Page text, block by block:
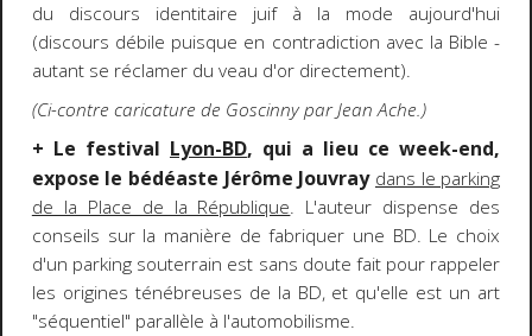
du discours identitaire juif à la mode aujourd'hui
(discours débile puisque en contradiction avec la Bible -
autant se réclamer du veau d'or directement).
(Ci-contre caricature de Goscinny par Jean Ache.)
+ Le festival Lyon-BD, qui a lieu ce week-end,
expose le bédéaste Jérôme Jouvray dans le parking
de la Place de la République. L'auteur dispense des
conseils sur la manière de fabriquer une BD. Le choix
d'un parking souterrain est sans doute fait pour rappeler
les origines ténébreuses de la BD, et qu'elle est un art
"séquentiel" parallèle à l'automobilisme.